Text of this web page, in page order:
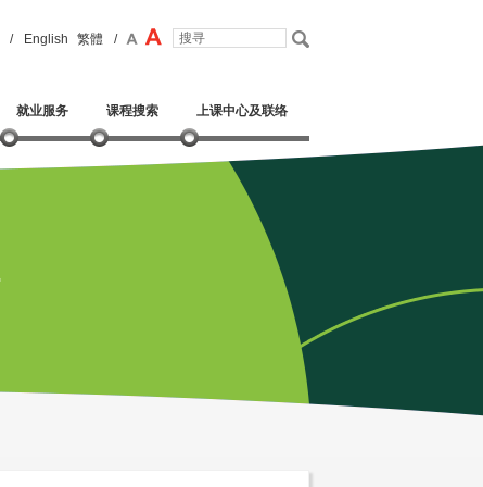
/ English 繁體 /
就业服务 课程搜索 上课中心及联络